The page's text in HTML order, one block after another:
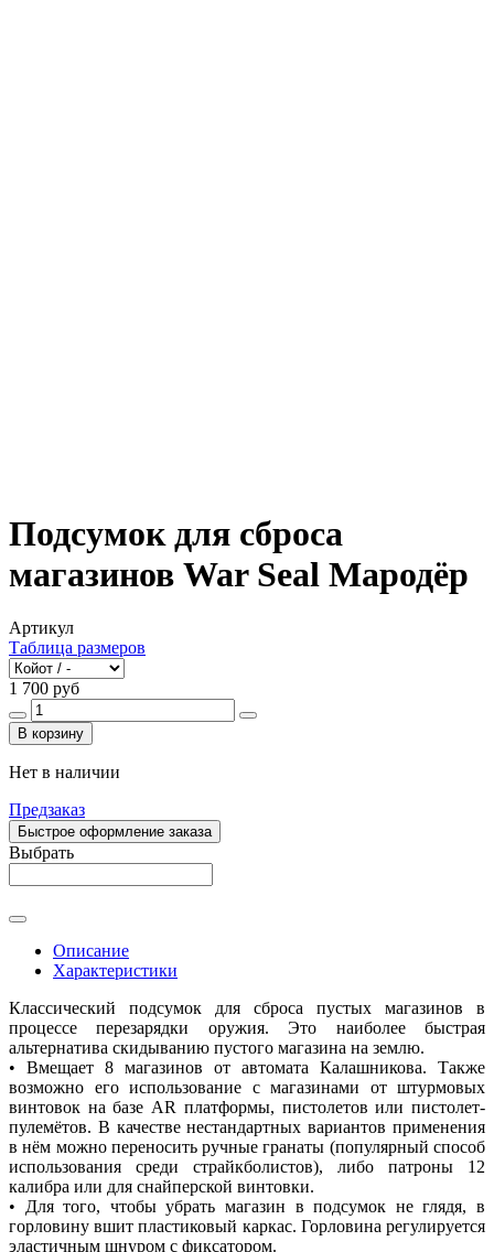
Подсумок для сброса
магазинов War Seal Мародёр
Артикул
Таблица размеров
1 700 руб
В корзину
Нет в наличии
Предзаказ
Быстрое оформление заказа
Выбрать
Описание
Характеристики
Классический подсумок для сброса пустых магазинов в
процессе перезарядки оружия. Это наиболее быстрая
альтернатива скидыванию пустого магазина на землю.
• Вмещает 8 магазинов от автомата Калашникова. Также
возможно его использование с магазинами от штурмовых
винтовок на базе AR платформы, пистолетов или пистолет-
пулемётов. В качестве нестандартных вариантов применения
в нём можно переносить ручные гранаты (популярный способ
использования среди страйкболистов), либо патроны 12
калибра или для снайперской винтовки.
• Для того, чтобы убрать магазин в подсумок не глядя, в
горловину вшит пластиковый каркас. Горловина регулируется
эластичным шнуром с фиксатором.